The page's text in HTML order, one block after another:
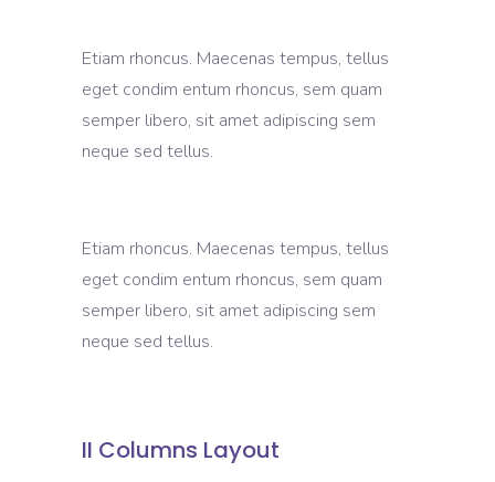
Etiam rhoncus. Maecenas tempus, tellus
eget condim entum rhoncus, sem quam
semper libero, sit amet adipiscing sem
neque sed tellus.
Etiam rhoncus. Maecenas tempus, tellus
eget condim entum rhoncus, sem quam
semper libero, sit amet adipiscing sem
neque sed tellus.
II Columns Layout